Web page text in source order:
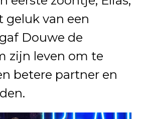
geluk van een
Douwe de
zijn leven om te
betere partner en